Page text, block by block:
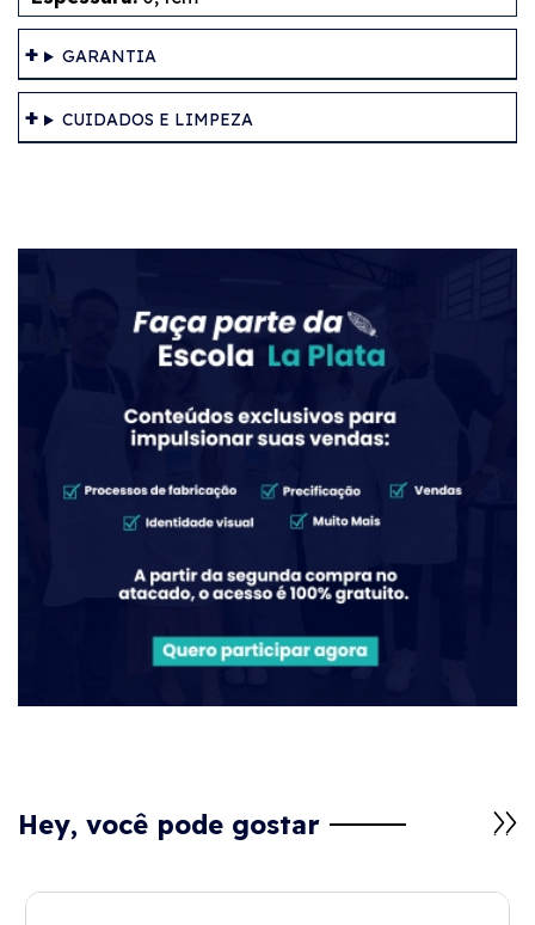
GARANTIA
CUIDADOS E LIMPEZA
Hey, você pode gostar